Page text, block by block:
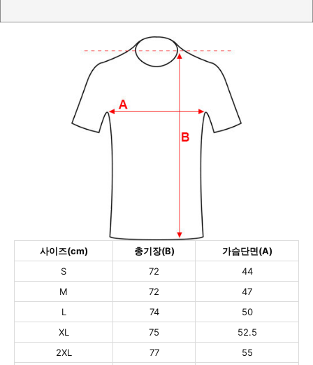
사이즈(cm) 총기장(B)
가슴단면(A)
S
72
44
M
72
47
L
74
50
XL
75
52.5
2XL
77
55